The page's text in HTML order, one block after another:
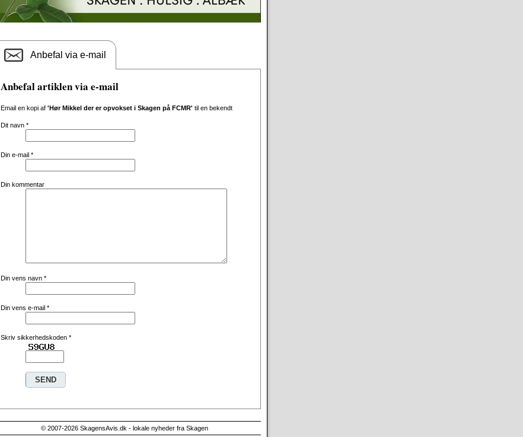
Anbefal via e-mail
Anbefal artiklen via e-mail
Email en kopi af 'Hør Mikkel der er opvokset i Skagen på FCMR' til en bekendt
Dit navn *
Din e-mail *
Din kommentar
Din vens navn *
Din vens e-mail *
Skriv sikkerhedskoden *
© 2007-2026 SkagensAvis.dk - lokale nyheder fra Skagen